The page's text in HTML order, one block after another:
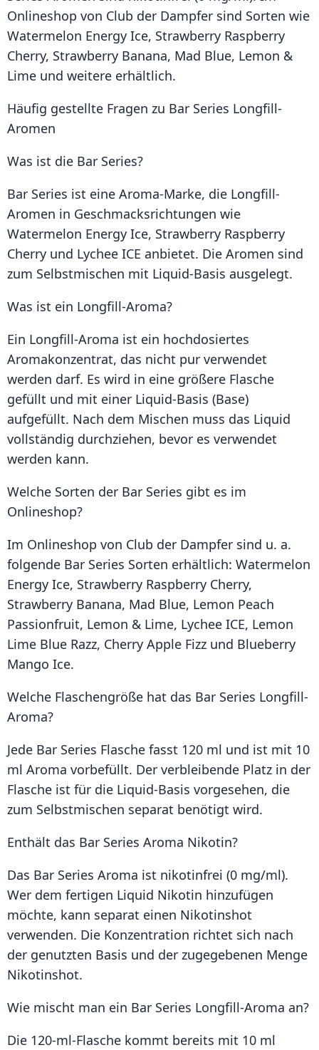
Onlineshop von Club der Dampfer sind Sorten wie
Watermelon Energy Ice, Strawberry Raspberry
Cherry, Strawberry Banana, Mad Blue, Lemon &
Lime und weitere erhältlich.
Häufig gestellte Fragen zu Bar Series Longfill-
Aromen
Was ist die Bar Series?
Bar Series ist eine Aroma-Marke, die Longfill-
Aromen in Geschmacksrichtungen wie
Watermelon Energy Ice, Strawberry Raspberry
Cherry und Lychee ICE anbietet. Die Aromen sind
zum Selbstmischen mit Liquid-Basis ausgelegt.
Was ist ein Longfill-Aroma?
Ein Longfill-Aroma ist ein hochdosiertes
Aromakonzentrat, das nicht pur verwendet
werden darf. Es wird in eine größere Flasche
gefüllt und mit einer Liquid-Basis (Base)
aufgefüllt. Nach dem Mischen muss das Liquid
vollständig durchziehen, bevor es verwendet
werden kann.
Welche Sorten der Bar Series gibt es im
Onlineshop?
Im Onlineshop von Club der Dampfer sind u. a.
folgende Bar Series Sorten erhältlich: Watermelon
Energy Ice, Strawberry Raspberry Cherry,
Strawberry Banana, Mad Blue, Lemon Peach
Passionfruit, Lemon & Lime, Lychee ICE, Lemon
Lime Blue Razz, Cherry Apple Fizz und Blueberry
Mango Ice.
Welche Flaschengröße hat das Bar Series Longfill-
Aroma?
Jede Bar Series Flasche fasst 120 ml und ist mit 10
ml Aroma vorbefüllt. Der verbleibende Platz in der
Flasche ist für die Liquid-Basis vorgesehen, die
zum Selbstmischen separat benötigt wird.
Enthält das Bar Series Aroma Nikotin?
Das Bar Series Aroma ist nikotinfrei (0 mg/ml).
Wer dem fertigen Liquid Nikotin hinzufügen
möchte, kann separat einen Nikotinshot
verwenden. Die Konzentration richtet sich nach
der genutzten Basis und der zugegebenen Menge
Nikotinshot.
Wie mischt man ein Bar Series Longfill-Aroma an?
Die 120-ml-Flasche kommt bereits mit 10 ml